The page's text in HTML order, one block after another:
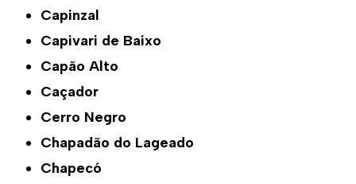
Capinzal
Capivari de Baixo
Capão Alto
Caçador
Cerro Negro
Chapadão do Lageado
Chapecó